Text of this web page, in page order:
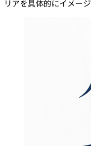
リアを具体的にイメー